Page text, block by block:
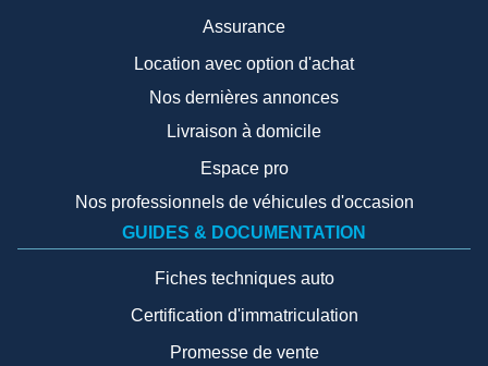
Assurance
Location avec option d'achat
Nos dernières annonces
Livraison à domicile
Espace pro
Nos professionnels de véhicules d'occasion
GUIDES & DOCUMENTATION
Fiches techniques auto
Certification d'immatriculation
Promesse de vente